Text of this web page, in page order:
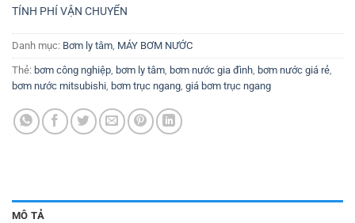
TÍNH PHÍ VẬN CHUYỂN
Danh mục: Bơm ly tâm, MÁY BƠM NƯỚC
Thẻ: bơm công nghiệp, bơm ly tâm, bơm nước gia đình, bơm nước giá rẻ,
bơm nước mitsubishi, bơm trục ngang, giá bơm trục ngang
MÔ TẢ